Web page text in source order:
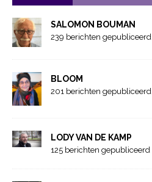
SALOMON BOUMAN
239 berichten gepubliceerd
BLOOM
201 berichten gepubliceerd
LODY VAN DE KAMP
125 berichten gepubliceerd